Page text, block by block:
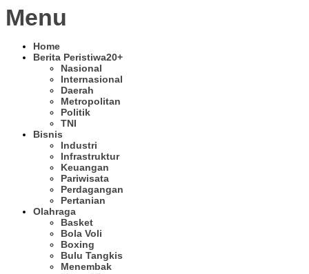
Menu
Home
Berita Peristiwa20+
Nasional
Internasional
Daerah
Metropolitan
Politik
TNI
Bisnis
Industri
Infrastruktur
Keuangan
Pariwisata
Perdagangan
Pertanian
Olahraga
Basket
Bola Voli
Boxing
Bulu Tangkis
Menembak